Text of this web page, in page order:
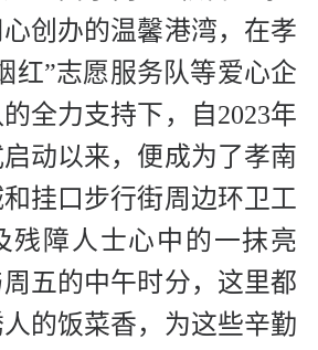
创办的温馨港湾，在孝
红”志愿服务队等爱心企
全力支持下，自2023年
启动以来，便成为了孝南
挂口步行街周边环卫工
残障人士心中的一抹亮
五的中午时分，这里都
的饭菜香，为这些辛勤